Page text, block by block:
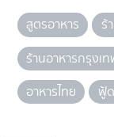
สูตรอาหาร ร้
ร้านอาหารกรุงเ
อาหารไทย
ฟู้